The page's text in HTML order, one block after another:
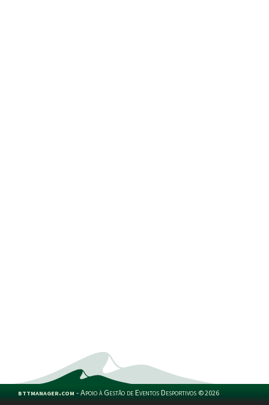
bttmanager.com -Apoio à Gestão de Eventos Desportivos ©2026